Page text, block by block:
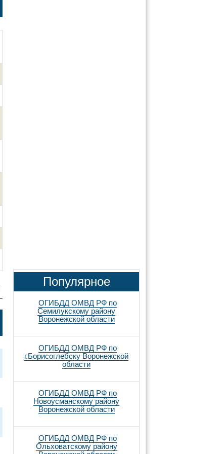
Популярное
ОГИБДД ОМВД РФ по
Семилукскому району
Воронежской области
ОГИБДД ОМВД РФ по
г.Борисоглебску Воронежской
области
ОГИБДД ОМВД РФ по
Новоусманскому району
Воронежской области
ОГИБДД ОМВД РФ по
Ольховатскому району